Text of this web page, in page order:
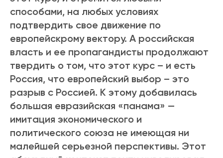
способами, на любых условиях
подтвердить свое движение по
европейскрому вектору. А российская
власть и ее пропагандисты продолжают
твердить о том, что этот курс – и есть
Россия, что европейский выбор – это
разрыв с Россией. К этому добавилась
большая евразийская «панама» —
имитация экономического и
политического союза не имеющая ни
малейшей серьезной перспективы. Этот